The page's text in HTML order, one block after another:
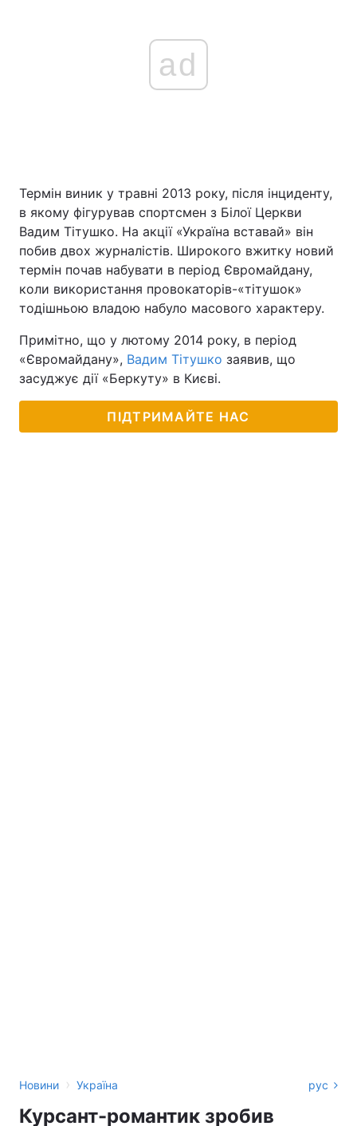
ad
Термін виник у травні 2013 року, після інциденту,
в якому фігурував спортсмен з Білої Церкви
Вадим Тітушко. На акції «Україна вставай» він
побив двох журналістів. Широкого вжитку новий
термін почав набувати в період Євромайдану,
коли використання провокаторів-«тітушок»
тодішньою владою набуло масового характеру.
Примітно, що у лютому 2014 року, в період
«Євромайдану», Вадим Тітушко заявив, що
засуджує дії «Беркуту» в Києві.
ПІДТРИМАЙТЕ НАС
Новини › Україна рус
Курсант-романтик зробив